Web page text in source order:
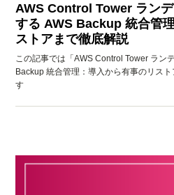
AWS Control Tower ラン
する AWS Backup 統合管
ストアまで徹底解説
この記事では「AWS Control Tower ラン
Backup 統合管理：導入から有事のリス
す